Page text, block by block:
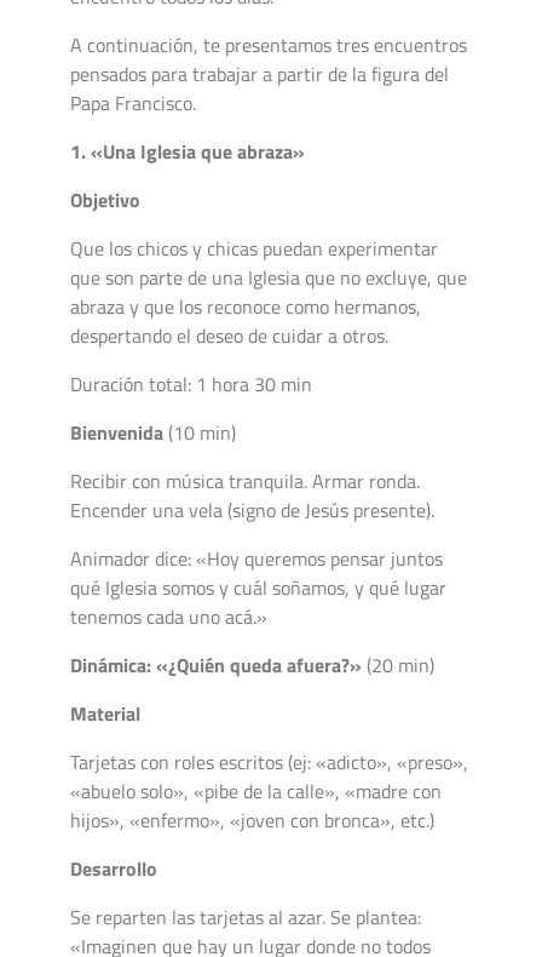
A continuación, te presentamos tres encuentros
pensados para trabajar a partir de la figura del
Papa Francisco.
1. «Una Iglesia que abraza»
Objetivo
Que los chicos y chicas puedan experimentar
que son parte de una Iglesia que no excluye, que
abraza y que los reconoce como hermanos,
despertando el deseo de cuidar a otros.
Duración total: 1 hora 30 min
Bienvenida (10 min)
Recibir con música tranquila. Armar ronda.
Encender una vela (signo de Jesús presente).
Animador dice: «Hoy queremos pensar juntos
qué Iglesia somos y cuál soñamos, y qué lugar
tenemos cada uno acá.»
Dinámica: «¿Quién queda afuera?» (20 min)
Material
Tarjetas con roles escritos (ej: «adicto», «preso»,
«abuelo solo», «pibe de la calle», «madre con
hijos», «enfermo», «joven con bronca», etc.)
Desarrollo
Se reparten las tarjetas al azar. Se plantea:
«Imaginen que hay un lugar donde no todos